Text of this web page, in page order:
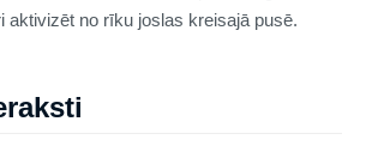
aktivizēt no rīku joslas kreisajā pusē.